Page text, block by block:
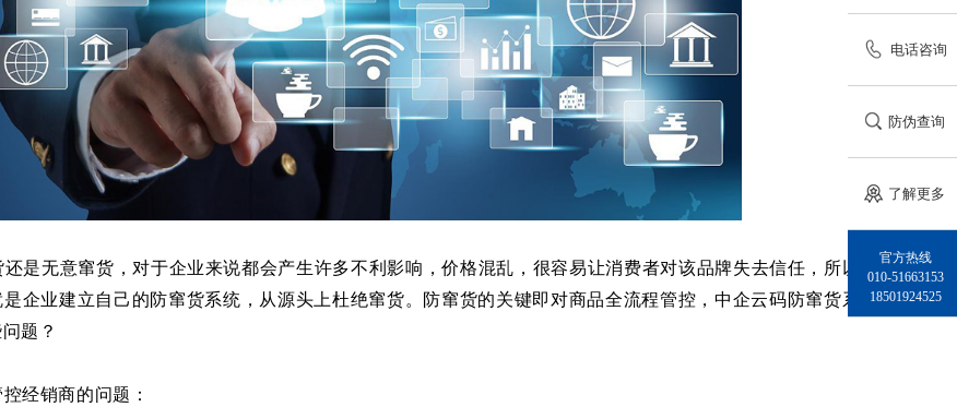
是无意窜货，对于企业来说都会产生许多不利影响，价格混乱，很容易让消费者对该品牌失去信任，所以，
企业建立自己的防窜货系统，从源头上杜绝窜货。防窜货的关键即对商品全流程管控，中企云码防窜货系统
题？
经销商的问题：
电话咨询
防伪查询
了解更多
官方热线
010-51663153
18501924525